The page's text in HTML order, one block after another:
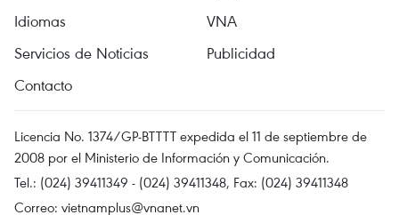
Idiomas
VNA
Servicios de Noticias
Publicidad
Contacto
Licencia No. 1374/GP-BTTTT expedida el 11 de septiembre de
2008 por el Ministerio de Información y Comunicación.
Tel.: (024) 39411349 - (024) 39411348, Fax: (024) 39411348
Correo: vietnamplus@vnanet.vn